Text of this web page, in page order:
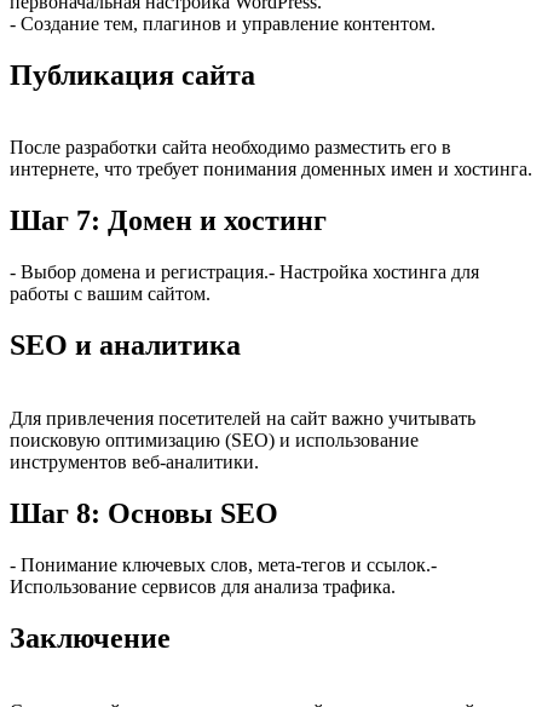
- Создание тем, плагинов и управление контентом.
Публикация сайта
После разработки сайта необходимо разместить его в
интернете, что требует понимания доменных имен и хостинга.
Шаг 7: Домен и хостинг
- Выбор домена и регистрация.- Настройка хостинга для
работы с вашим сайтом.
SEO и аналитика
Для привлечения посетителей на сайт важно учитывать
поисковую оптимизацию (SEO) и использование
инструментов веб-аналитики.
Шаг 8: Основы SEO
- Понимание ключевых слов, мета-тегов и ссылок.-
Использование сервисов для анализа трафика.
Заключение